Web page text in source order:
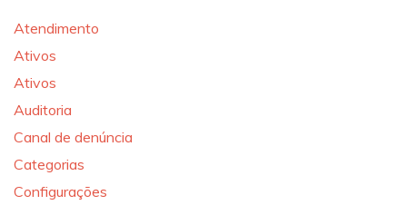
Atendimento
Ativos
Ativos
Auditoria
Canal de denúncia
Categorias
Configurações